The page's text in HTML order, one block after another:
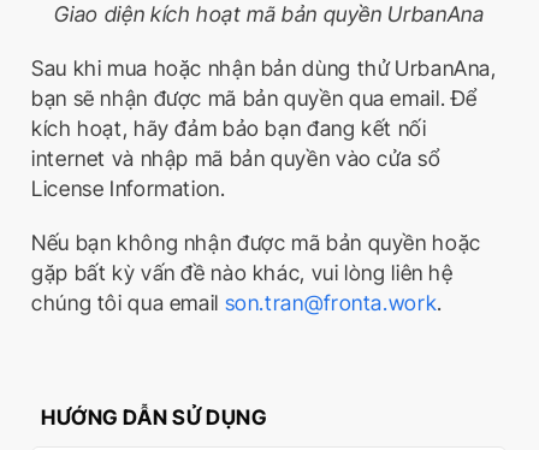
HƯỚNG DẪN SỬ DỤNG
Giao diện kích hoạt mã bản quyền UrbanAna
Sau khi mua hoặc nhận bản dùng thử UrbanAna,
bạn sẽ nhận được mã bản quyền qua email. Để
kích hoạt, hãy đảm bảo bạn đang kết nối
internet và nhập mã bản quyền vào cửa sổ
License Information.
Nếu bạn không nhận được mã bản quyền hoặc
gặp bất kỳ vấn đề nào khác, vui lòng liên hệ
chúng tôi qua email son.tran@fronta.work.